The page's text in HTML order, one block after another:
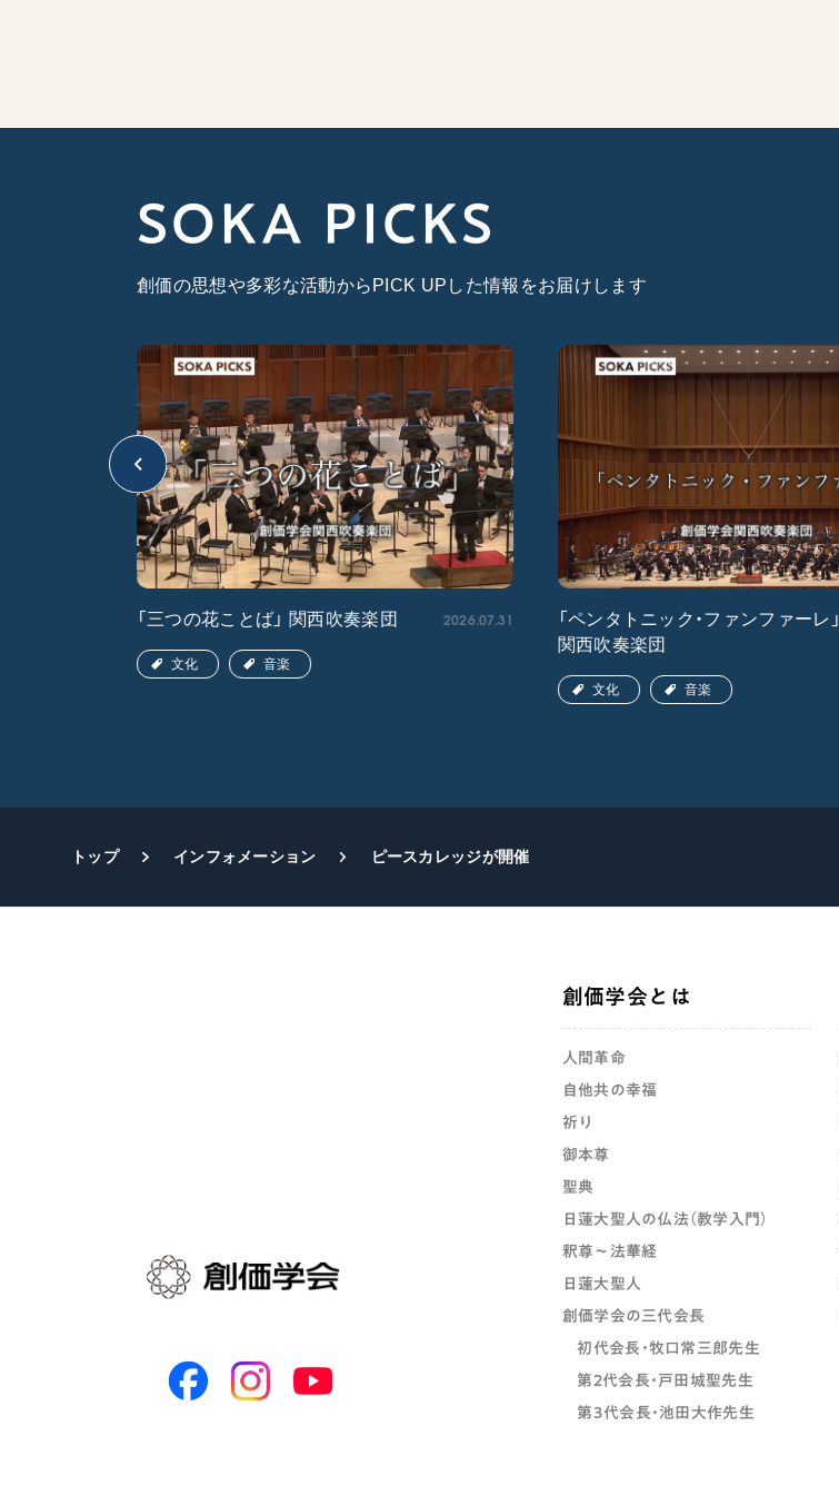
SOKA PICKS
創価の思想や多彩な活動からPICK UPした情報をお届けします
「三つの花ことば」 関西吹奏楽団 2026.07.31
文化 音楽
「ペンタトニック・ファンファーレ」
関西吹奏楽団
文化 音楽
トップ インフォメーション ピースカレッジが開催
創価学会とは
人間革命
自他共の幸福
祈り
御本尊
聖典
日蓮大聖人の仏法（教学入門）
釈尊～法華経
日蓮大聖人
創価学会の三代会長
初代会長・牧口常三郎先生
第2代会長・戸田城聖先生
第3代会長・池田大作先生